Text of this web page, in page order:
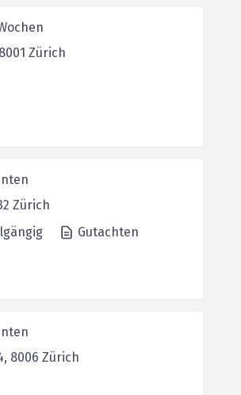
8001 Zürich
Zürich
Gutachten
8006 Zürich